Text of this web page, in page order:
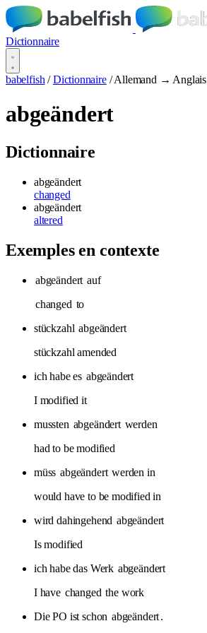
Dictionnaire
babelfish / Dictionnaire / Allemand → Anglais
abgeändert
Dictionnaire
abgeändert
changed
abgeändert
altered
Exemples en contexte
abgeändert auf
changed to
stückzahl abgeändert
stückzahl amended
ich habe es abgeändert
I modified it
mussten abgeändert werden
had to be modified
müss abgeändert werden in
would have to be modified in
wird dahingehend abgeändert
Is modified
ich habe das Werk abgeändert
I have changed the work
Die PO ist schon abgeändert.